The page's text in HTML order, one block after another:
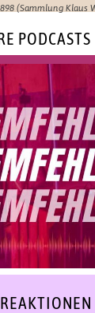
(Sammlung Klaus
PODCASTS